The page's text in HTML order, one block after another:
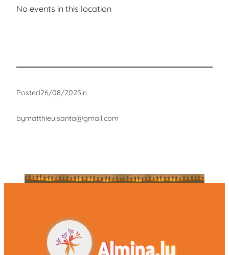
No events in this location
Posted26/08/2025in
bymatthieu.santa@gmail.com